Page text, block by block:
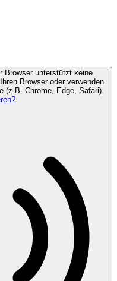
Browser unterstützt keine
Browser oder verwenden
(z.B. Chrome, Edge, Safari).